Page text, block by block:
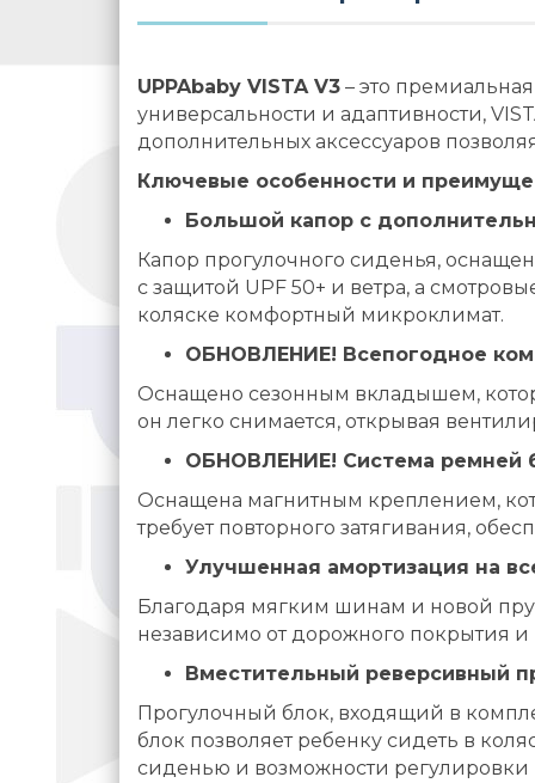
UPPAbaby VISTA V3 – это
универсальности и адаптивности,
дополнительных аксессуаров
Ключевые особенности и
Большой капор с
Капор прогулочного сиденья,
с защитой UPF 50+ и ветра, а
коляске комфортный микроклимат.
ОБНОВЛЕНИЕ! Всепогодное
Оснащено сезонным вкладышем,
он легко снимается, открывая
ОБНОВЛЕНИЕ! Система ремней
Оснащена магнитным креплением,
требует повторного затягивания,
Улучшенная амортизация на
Благодаря мягким шинам и новой
независимо от дорожного покрытия и
Вместительный реверсивный
Прогулочный блок, входящий в
блок позволяет ребенку сидеть в
сиденью и возможности регулировки